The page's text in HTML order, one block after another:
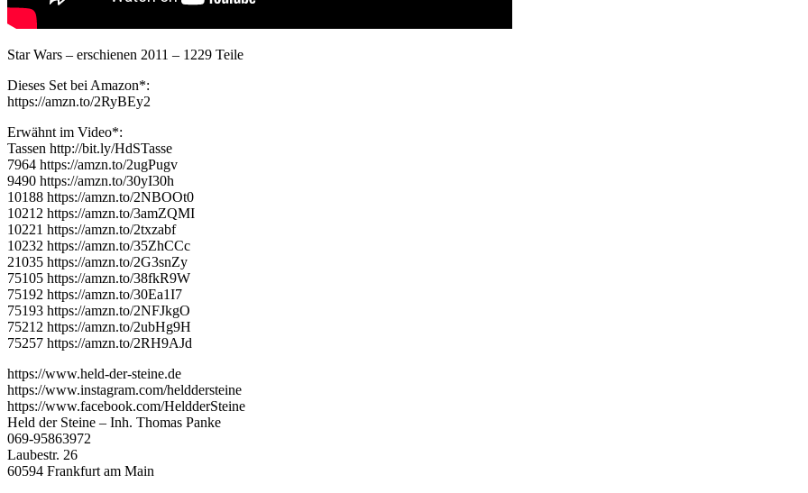
Star Wars – erschienen 2011 – 1229 Teile
Dieses Set bei Amazon*:
https://amzn.to/2RyBEy2
Erwähnt im Video*:
Tassen http://bit.ly/HdSTasse
7964 https://amzn.to/2ugPugv
9490 https://amzn.to/30yI30h
10188 https://amzn.to/2NBOOt0
10212 https://amzn.to/3amZQMI
10221 https://amzn.to/2txzabf
10232 https://amzn.to/35ZhCCc
21035 https://amzn.to/2G3snZy
75105 https://amzn.to/38fkR9W
75192 https://amzn.to/30Ea1I7
75193 https://amzn.to/2NFJkgO
75212 https://amzn.to/2ubHg9H
75257 https://amzn.to/2RH9AJd
https://www.held-der-steine.de
https://www.instagram.com/helddersteine
https://www.facebook.com/HeldderSteine
Held der Steine – Inh. Thomas Panke
069-95863972
Laubestr. 26
60594 Frankfurt am Main